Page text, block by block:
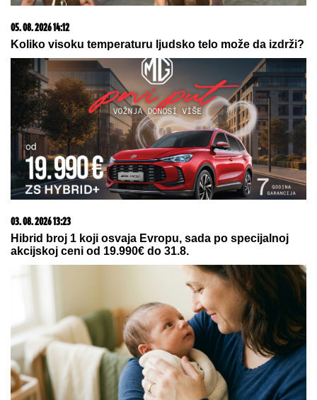
09. 07. 2026 09:20
Komfor po meri klijenata: nova linija paketa ALTA
banke
07. 08. 2026 12:00
Vanila desert je spolja hrskav, a iznutra sočan: A vole